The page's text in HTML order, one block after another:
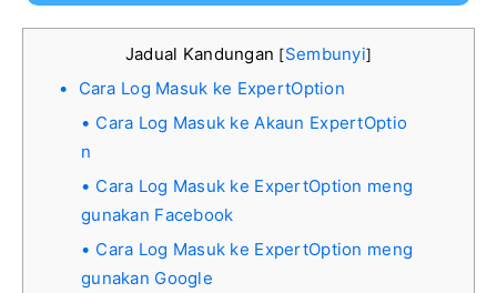
Jadual Kandungan [Sembunyi]
Cara Log Masuk ke ExpertOption
Cara Log Masuk ke Akaun ExpertOptio
n
Cara Log Masuk ke ExpertOption meng
gunakan Facebook
Cara Log Masuk ke ExpertOption meng
gunakan Google